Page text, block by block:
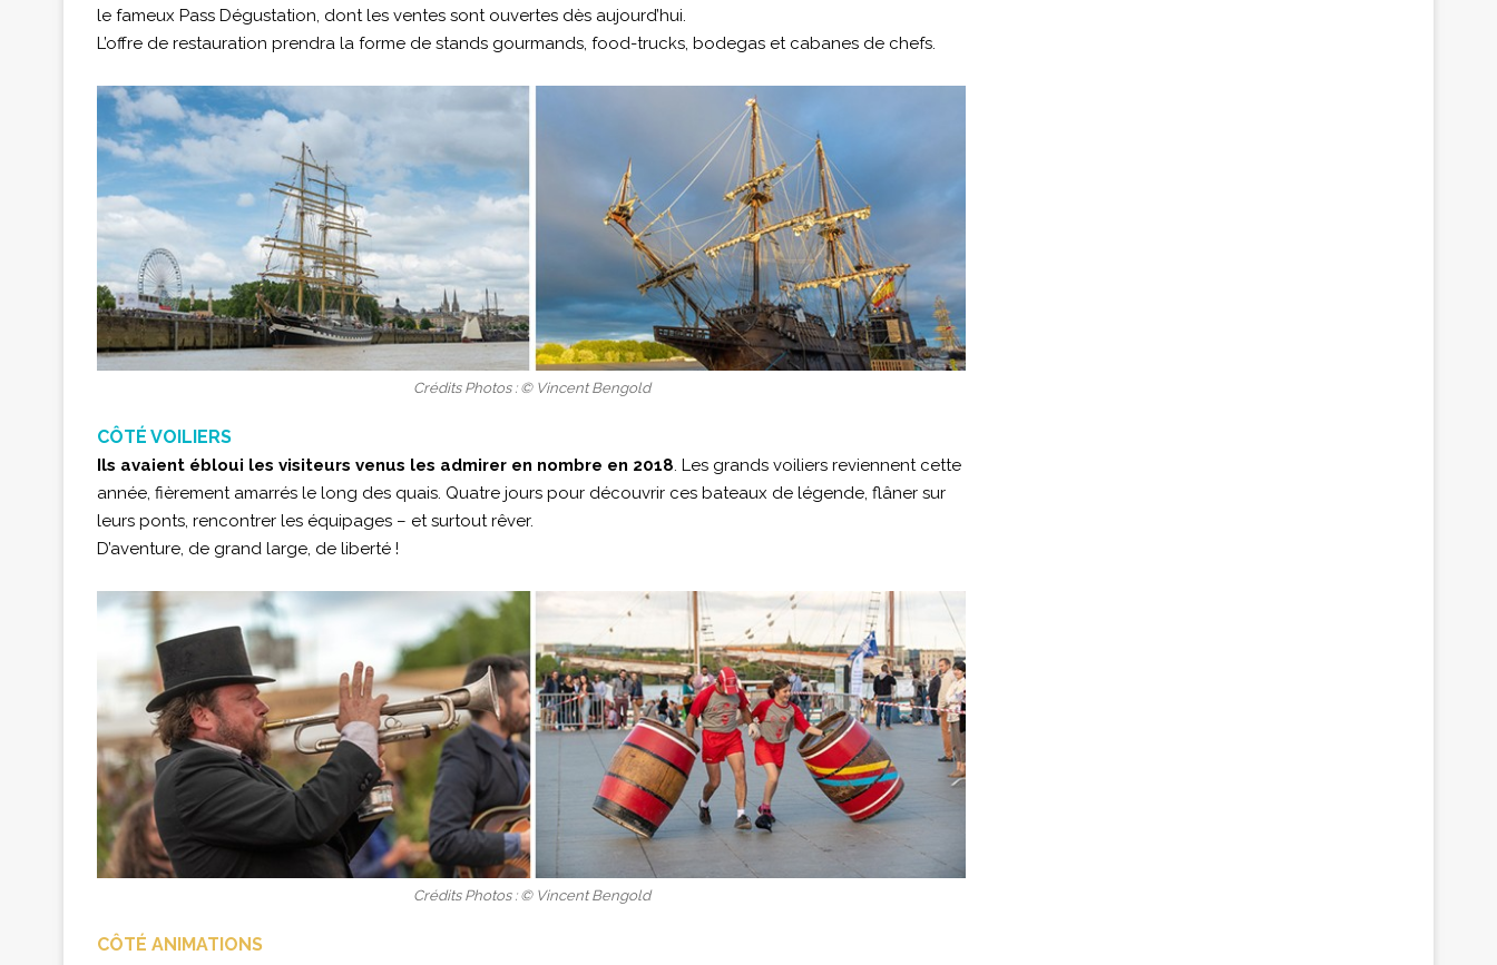
le fameux Pass Dégustation, dont les ventes sont ouvertes dès aujourd’hui.
L’offre de restauration prendra la forme de stands gourmands, food-trucks, bodegas et cabanes de chefs.
Crédits Photos : © Vincent Bengold
CÔTÉ VOILIERS
Ils avaient ébloui les visiteurs venus les admirer en nombre en 2018. Les grands voiliers reviennent cette
année, fièrement amarrés le long des quais. Quatre jours pour découvrir ces bateaux de légende, flâner sur
leurs ponts, rencontrer les équipages – et surtout rêver.
D’aventure, de grand large, de liberté !
Crédits Photos : © Vincent Bengold
CÔTÉ ANIMATIONS